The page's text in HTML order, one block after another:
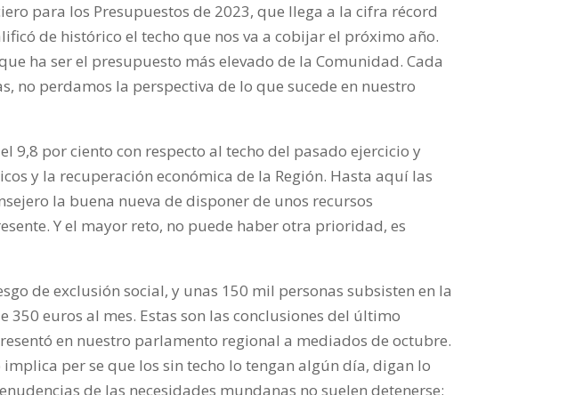
para los Presupuestos de 2023, que llega a la cifra récord
de histórico el techo que nos va a cobijar el próximo año.
ha ser el presupuesto más elevado de la Comunidad. Cada
no perdamos la perspectiva de lo que sucede en nuestro
9,8 por ciento con respecto al techo del pasado ejercicio y
y la recuperación económica de la Región. Hasta aquí las
la buena nueva de disponer de unos recursos
Y el mayor reto, no puede haber otra prioridad, es
de exclusión social, y unas 150 mil personas subsisten en la
350 euros al mes. Estas son las conclusiones del último
en nuestro parlamento regional a mediados de octubre.
per se que los sin techo lo tengan algún día, digan lo
de las necesidades mundanas no suelen detenerse;